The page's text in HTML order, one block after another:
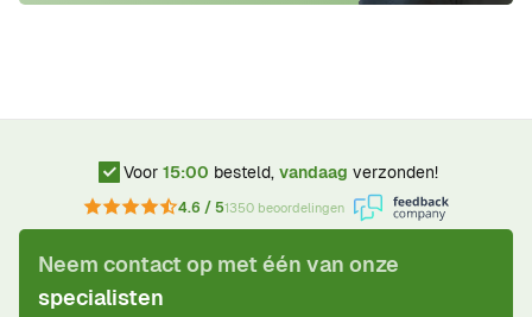
Voor 15:00 besteld, vandaag verzonden!
4.6 / 51350 beoordelingen
Neem contact op met één van onze
specialisten